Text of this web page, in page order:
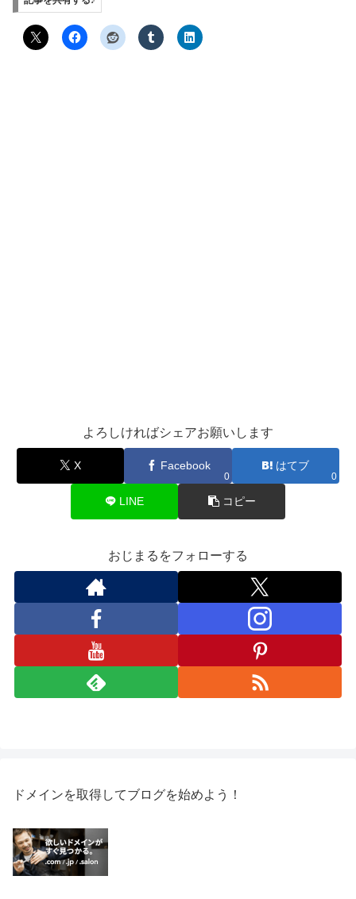
よろしければシェアお願いします
X Facebook
0
はてブ
0
LINE コピー
おじまるをフォローする
ドメインを取得してブログを始めよう！